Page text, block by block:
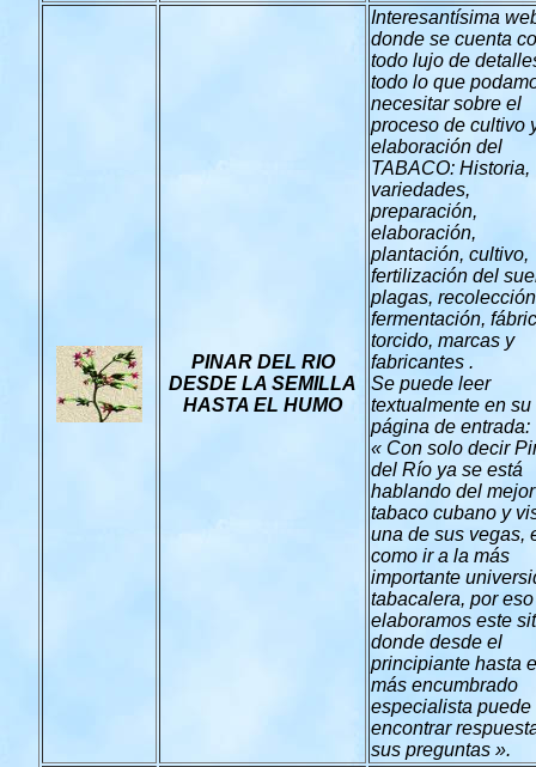
PINAR DEL RIO
DESDE LA SEMILLA
HASTA EL HUMO
Interesantísima
donde se cuenta
todo lujo de
todo lo que
necesitar sobre el
proceso de cultivo
elaboración del
TABACO: Historia,
variedades,
preparación,
elaboración,
plantación, cultivo,
fertilización del
plagas,
fermentación,
torcido, marcas y
fabricantes .
Se puede leer
textualmente en su
página de entrada:
« Con solo decir
del Río ya se está
hablando del mejor
tabaco cubano y
una de sus vegas,
como ir a la más
importante
tabacalera, por eso
elaboramos este
donde desde el
principiante hasta
más encumbrado
especialista puede
encontrar
sus preguntas ».